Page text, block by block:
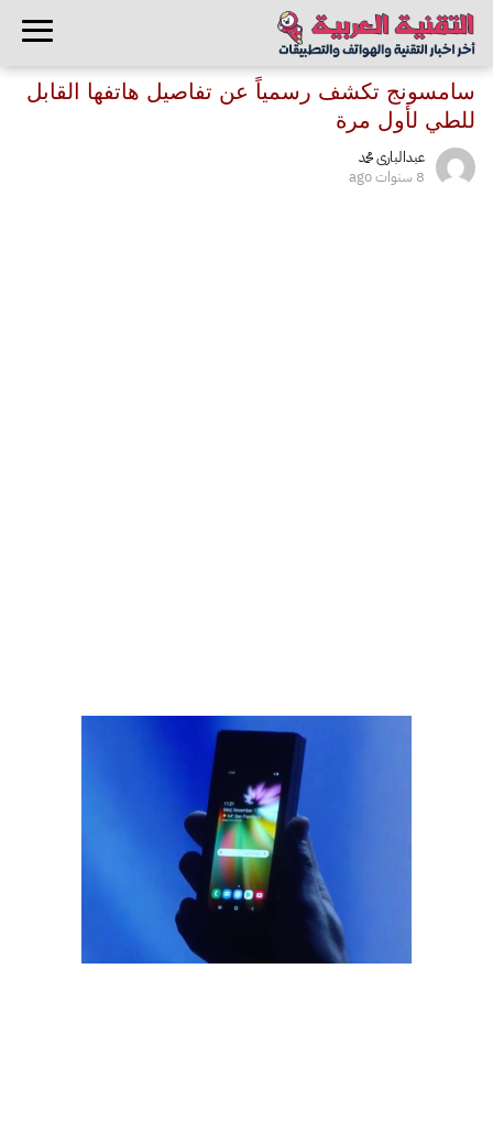
سامسونج تكشف رسمياً عن تفاصيل هاتفها القابل
للطي لأول مرة
عبدالبارى محمد
8 سنوات ago